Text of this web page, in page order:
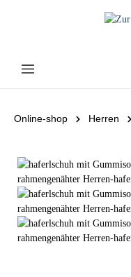
Online-shop Herren